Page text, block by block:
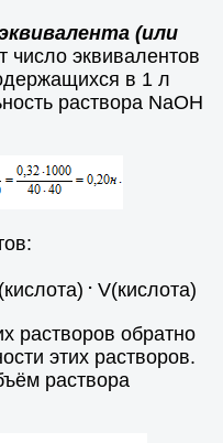
(или
число эквивалентов
в 1 л
раствора NaOH
(кислота) . V(кислота)
растворов обратно
этих растворов.
раствора